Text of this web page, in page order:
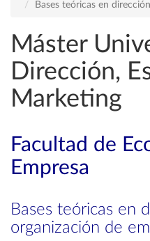
Bases teóricas en
Máster
Dirección,
Marketing
Facultad de
Empresa
Bases teóricas en
organización de